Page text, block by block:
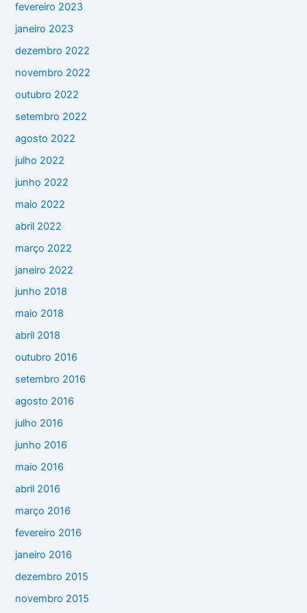
fevereiro 2023
janeiro 2023
dezembro 2022
novembro 2022
outubro 2022
setembro 2022
agosto 2022
julho 2022
junho 2022
maio 2022
abril 2022
março 2022
janeiro 2022
junho 2018
maio 2018
abril 2018
outubro 2016
setembro 2016
agosto 2016
julho 2016
junho 2016
maio 2016
abril 2016
março 2016
fevereiro 2016
janeiro 2016
dezembro 2015
novembro 2015